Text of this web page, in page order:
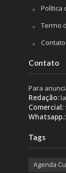
Política
Termo
Contato
Contato
Para
Redação:
Comercial:
Tags
Agenda